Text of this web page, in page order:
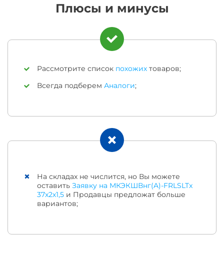
Плюсы и минусы
Рассмотрите список похожих товаров;
Всегда подберем Аналоги;
На складах не числится, но Вы можете
оставить Заявку на МКЭКШВнг(A)-FRLSLTx
37х2х1,5 и Продавцы предложат больше
вариантов;